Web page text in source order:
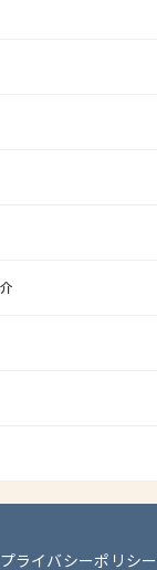
プライバシーポリシー